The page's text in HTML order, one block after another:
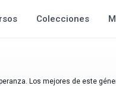
Colecciones
Los mejores de este